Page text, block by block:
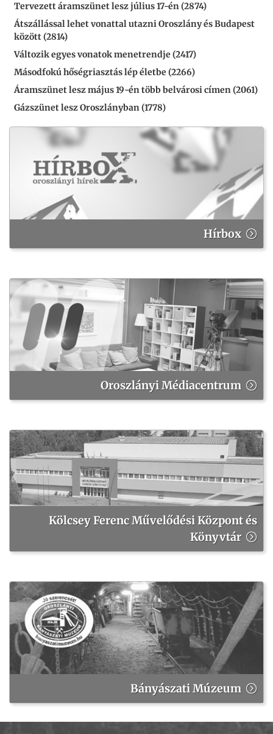
Tervezett áramszünet lesz július 17-én (2874)
Átszállással lehet vonattal utazni Oroszlány és Budapest
között (2814)
Változik egyes vonatok menetrendje (2417)
Másodfokú hőségriasztás lép életbe (2266)
Áramszünet lesz május 19-én több belvárosi címen (2061)
Gázszünet lesz Oroszlányban (1778)
Hírbox
Oroszlányi Médiacentrum
Kölcsey Ferenc Művelődési Központ és
Könyvtár
Bányászati Múzeum